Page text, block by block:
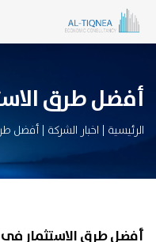
أفضل طرق
الرئيسية | اخبار الشركة | أفضل
أفضل طرق الاستثمار في